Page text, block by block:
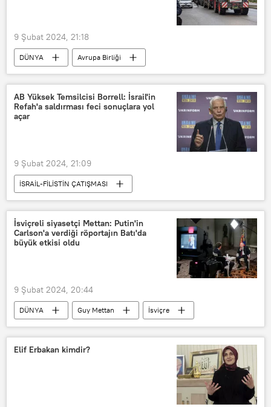
Birleşmiş Milletler (BM)
9 Şubat 2024, 21:18
DÜNYA
Avrupa Birliği
Avrupa Komisyonu
Avrupa Parlamentosu
Fransa
Almanya
Portekiz
Ukrayna krizi
Emmanuel Macron
Giorgia Meloni
Leo Varadkar
AB
Mercosur
Şili
Yeni Zelanda
AB Yüksek Temsilcisi Borrell: İsrail'in
Refah'a saldırması feci sonuçlara yol
açar
9 Şubat 2024, 21:09
İSRAİL-FİLİSTİN ÇATIŞMASI
Josep Borrell
İsrail
İsrail-Filistin
Filistin
İsrail-Filistin sorunu
refah
İsviçreli siyasetçi Mettan: Putin'in
Carlson'a verdiği röportajın Batı'da
büyük etkisi oldu
9 Şubat 2024, 20:44
DÜNYA Guy Mettan
İsviçre
Vladimir Putin
Anglo-Sakson
Batı
Tucker Carlson
Elif Erbakan kimdir?